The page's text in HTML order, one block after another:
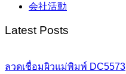
会社活動
Latest Posts
ลวดเชื่อมผิวแม่พิมพ์ DC5573